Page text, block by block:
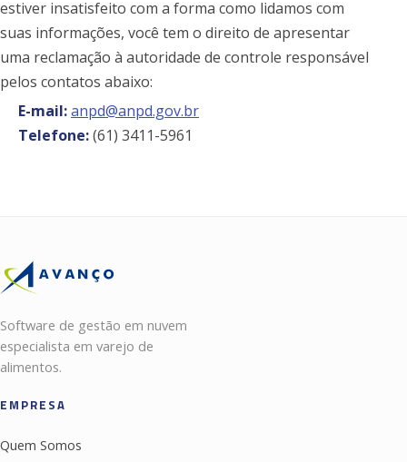
estiver insatisfeito com a forma como lidamos com
suas informações, você tem o direito de apresentar
uma reclamação à autoridade de controle responsável
pelos contatos abaixo:
E-mail:anpd@anpd.gov.br
Telefone:(61) 3411-5961
Software de gestão em nuvem
especialista em varejo de
alimentos.
EMPRESA
Quem Somos